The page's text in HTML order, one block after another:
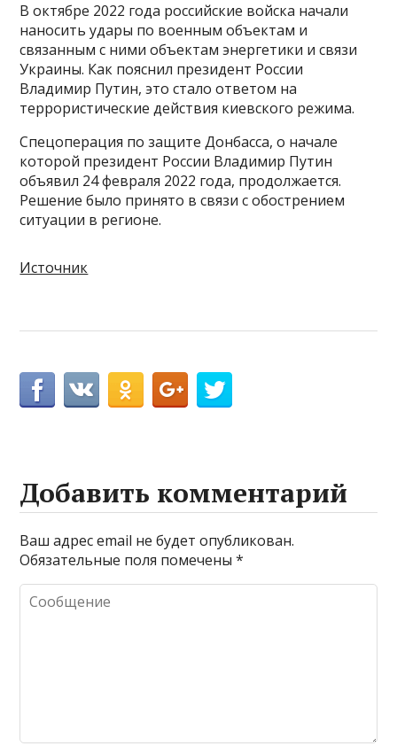
В октябре 2022 года российские войска начали
наносить удары по военным объектам и
связанным с ними объектам энергетики и связи
Украины. Как пояснил президент России
Владимир Путин, это стало ответом на
террористические действия киевского режима.
Спецоперация по защите Донбасса, о начале
которой президент России Владимир Путин
объявил 24 февраля 2022 года, продолжается.
Решение было принято в связи с обострением
ситуации в регионе.
Источник
Добавить комментарий
Ваш адрес email не будет опубликован.
Обязательные поля помечены*